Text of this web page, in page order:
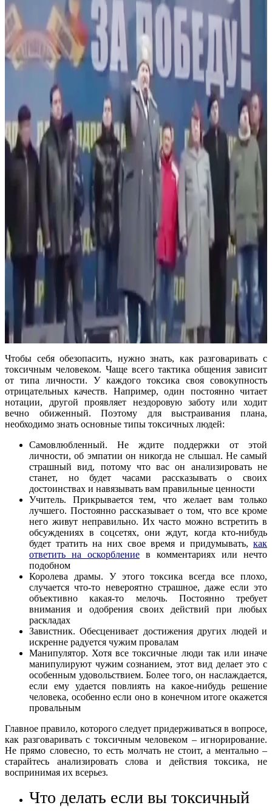
Чтобы себя обезопасить, нужно знать, как разговаривать с
токсичным человеком. Чаще всего тактика общения зависит
от типа личности. У каждого токсика своя совокупность
отрицательных качеств. Например, один постоянно читает
нотации, другой проявляет нездоровую заботу или ходит
вечно обиженный. Поэтому для выстраивания плана,
необходимо знать основные типы токсичных людей:
Самовлюбленный. Не ждите поддержки от этой
личности, об эмпатии он никогда не слышал. Не самый
страшный вид, потому что вас он анализировать не
станет, но будет часами рассказывать о своих
достоинствах и навязывать вам правильные ценности
Учитель. Прикрывается тем, что желает вам только
лучшего. Постоянно рассказывает о том, что все кроме
него живут неправильно. Их часто можно встретить в
обсуждениях в соцсетях, они ждут, когда кто-нибудь
будет тратить на них свое время и придумывать, как
ответить на оскорбление в комментариях или нечто
подобном
Королева драмы. У этого токсика всегда все плохо,
случается что-то невероятно страшное, даже если это
объективно какая-то мелочь. Постоянно требует
внимания и одобрения своих действий при любых
раскладах
Завистник. Обесценивает достижения других людей и
искренне радуется чужим провалам
Манипулятор. Хотя все токсичные люди так или иначе
манипулируют чужим сознанием, этот вид делает это с
особенным удовольствием. Более того, он наслаждается,
если ему удается повлиять на какое-нибудь решение
человека, особенно если оно в конечном итоге окажется
провальным
Главное правило, которого следует придерживаться в вопросе,
как разговаривать с токсичным человеком – игнорирование.
Не прямо словесно, то есть молчать не стоит, а ментально –
старайтесь анализировать слова и действия токсика, не
воспринимая их всерьез.
Что делать если вы токсичный